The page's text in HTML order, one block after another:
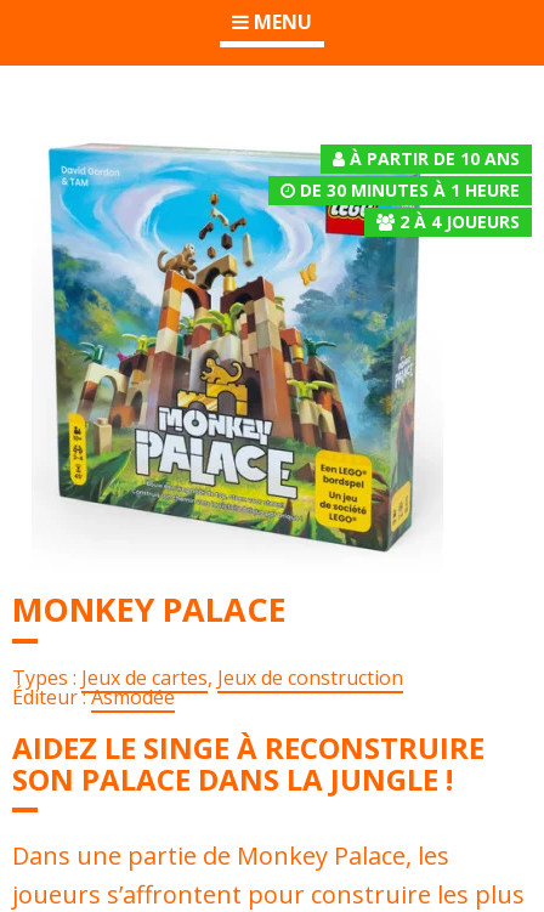
MENU
À PARTIR DE 10 ANS
DE 30 MINUTES À 1 HEURE
2 À 4JOUEURS
MONKEY PALACE
Types : Jeux de cartes, Jeux de construction
Éditeur :Asmodée
AIDEZ LE SINGE À RECONSTRUIRE
SON PALACE DANS LA JUNGLE !
Dans une partie de Monkey Palace, les
joueurs s’affrontent pour construire les plus